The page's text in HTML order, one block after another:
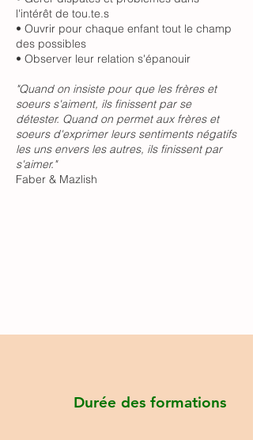
l'intérêt de tou.te.s
• Ouvrir pour chaque enfant tout le champ
des possibles
• Observer leur relation s'épanouir
"Quand on insiste pour que les frères et
soeurs s'aiment, ils finissent par se
détester. Quand on permet aux frères et
soeurs d'exprimer leurs sentiments négatifs
les uns envers les autres, ils finissent par
s'aimer."
Faber & Mazlish
Durée des formations